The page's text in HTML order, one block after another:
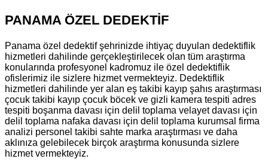
PANAMA ÖZEL DEDEKTİF
Panama özel dedektif şehrinizde ihtiyaç duyulan dedektiflik
hizmetleri dahilinde gerçekleştirilecek olan tüm araştırma
konularında profesyonel kadromuz ile özel dedektiflik
ofislerimiz ile sizlere hizmet vermekteyiz. Dedektiflik
hizmetleri dahilinde yer alan eş takibi kayıp şahıs araştırması
çocuk takibi kayıp çocuk böcek ve gizli kamera tespiti adres
tespiti boşanma davası için delil toplama velayet davası için
delil toplama nafaka davası için delil toplama kurumsal firma
analizi personel takibi sahte marka araştırması ve daha
aklınıza gelebilecek birçok araştırma konusunda sizlere
hizmet vermekteyiz.